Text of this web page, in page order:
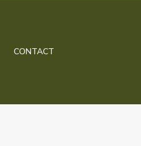
CONTACT